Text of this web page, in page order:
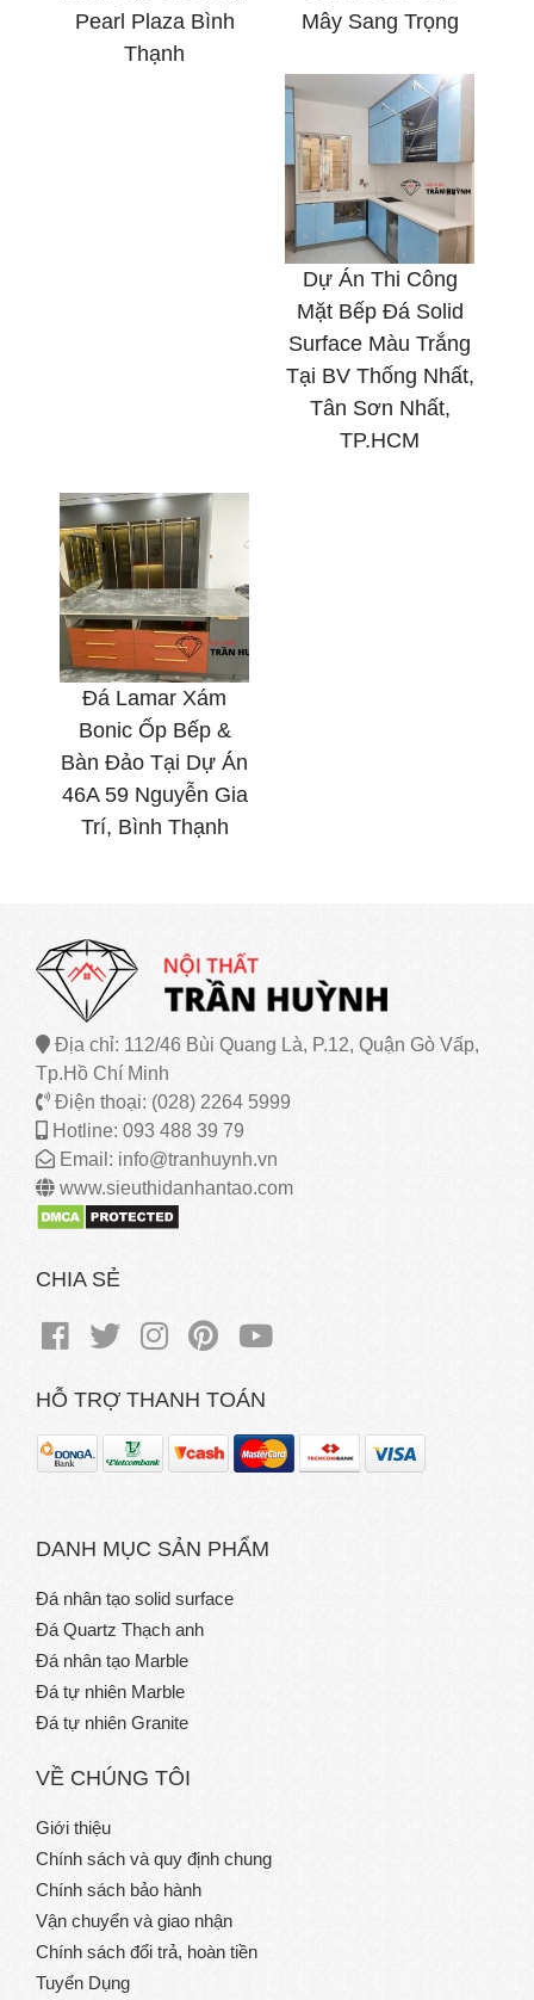
Pearl Plaza Bình
Thạnh
Mây Sang Trọng
Dự Án Thi Công
Mặt Bếp Đá Solid
Surface Màu Trắng
Tại BV Thống Nhất,
Tân Sơn Nhất,
TP.HCM
Đá Lamar Xám
Bonic Ốp Bếp &
Bàn Đảo Tại Dự Án
46A 59 Nguyễn Gia
Trí, Bình Thạnh
Địa chỉ: 112/46 Bùi Quang Là, P.12, Quận Gò Vấp,
Tp.Hồ Chí Minh
Điện thoại: (028) 2264 5999
Hotline: 093 488 39 79
Email: info@tranhuynh.vn
www.sieuthidanhantao.com
CHIA SẺ
HỖ TRỢ THANH TOÁN
DANH MỤC SẢN PHẨM
Đá nhân tạo solid surface
Đá Quartz Thạch anh
Đá nhân tạo Marble
Đá tự nhiên Marble
Đá tự nhiên Granite
VỀ CHÚNG TÔI
Giới thiệu
Chính sách và quy định chung
Chính sách bảo hành
Vận chuyển và giao nhận
Chính sách đổi trả, hoàn tiền
Tuyển Dụng